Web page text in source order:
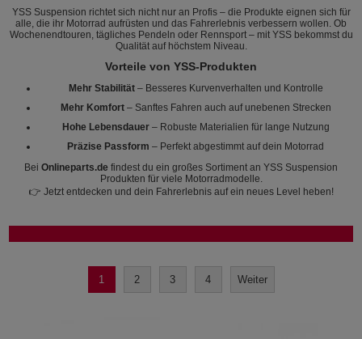
YSS Suspension richtet sich nicht nur an Profis – die Produkte eignen sich für
alle, die ihr Motorrad aufrüsten und das Fahrerlebnis verbessern wollen. Ob
Wochenendtouren, tägliches Pendeln oder Rennsport – mit YSS bekommst du
Qualität auf höchstem Niveau.
Vorteile von YSS-Produkten
Mehr Stabilität– Besseres Kurvenverhalten und Kontrolle
Mehr Komfort– Sanftes Fahren auch auf unebenen Strecken
Hohe Lebensdauer– Robuste Materialien für lange Nutzung
Präzise Passform – Perfekt abgestimmt auf dein Motorrad
Bei Onlineparts.de findest du ein großes Sortiment an YSS Suspension
Produkten für viele Motorradmodelle.
👉 Jetzt entdecken und dein Fahrerlebnis auf ein neues Level heben!
1 2 3 4 Weiter